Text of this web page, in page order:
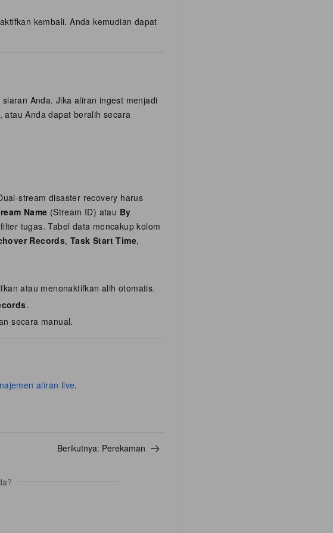
kembali. Anda kemudian dapat
Anda. Jika aliran ingest menjadi
Anda dapat beralih secara
stream disaster recovery harus
Name (Stream ID) atau By
tugas. Tabel data mencakup kolom
Records,Task Start Time,
atau menonaktifkan alih otomatis.
.
secara manual.
aliran live.
Berikutnya: Perekaman